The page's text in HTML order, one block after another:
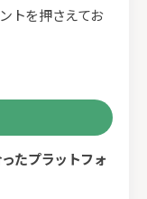
トを押さえてお
たプラットフォ